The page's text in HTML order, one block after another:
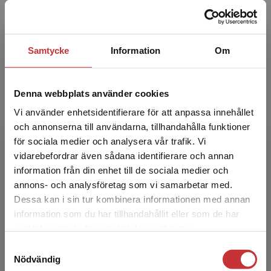
Samtycke Information Om
Denna webbplats använder cookies
Vi använder enhetsidentifierare för att anpassa innehållet
och annonserna till användarna, tillhandahålla funktioner
för sociala medier och analysera vår trafik. Vi
vidarebefordrar även sådana identifierare och annan
information från din enhet till de sociala medier och
annons- och analysföretag som vi samarbetar med.
Dessa kan i sin tur kombinera informationen med annan
information som du har tillhandahållit eller som de har
Nödvändig
Begränsad fraktregion
Det verkar som att du besöker
studentlitteratur.se via en enhet utanför Sverige.
Vi erbjuder inte leveranser utanför Sverige. För
att kunna slutföra ett köp måste
Lorna Bartram
Lorna Bartram, leder och koordinerar hälso-
miljöledare för den nationella Vinnova-
finansierade inno...
Nina Lahti, innovationsstrateg vid Karolinska